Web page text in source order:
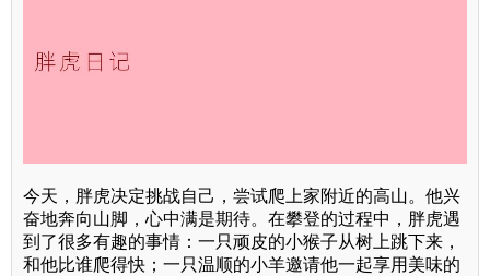
今天，胖虎决定挑战自己，尝试爬上家附近的高山。他兴
奋地奔向山脚，心中满是期待。在攀登的过程中，胖虎遇
到了很多有趣的事情：一只顽皮的小猴子从树上跳下来，
和他比谁爬得快；一只温顺的小羊邀请他一起享用美味的